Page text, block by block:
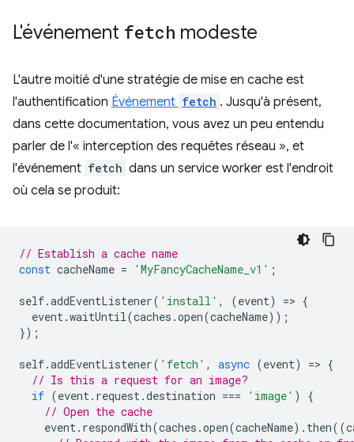
L'événement fetch modeste
L'autre moitié d'une stratégie de mise en cache est
l'authentification Événement fetch . Jusqu'à présent,
dans cette documentation, vous avez un peu entendu
parler de l'« interception des requêtes réseau », et
l'événement fetch dans un service worker est l'endroit
où cela se produit:
// Establish a cache name
const cacheName = 'MyFancyCacheName_v1' ;
self.addEventListener( 'install' , (event) => {
event.waitUntil(caches .open(cacheName));
});
self.addEventListener( 'fetch' , async (event) => {
// Is this a request for an image?
if (event. request.destination === 'image' )
{
// Open the cache
event. respondWith(caches .open(cacheName). then((